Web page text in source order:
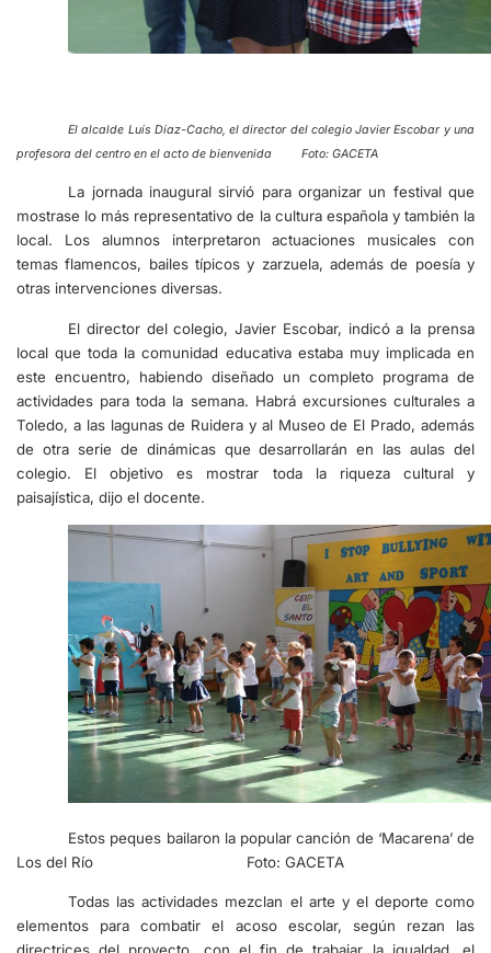
El alcalde Luís Díaz-Cacho, el director del colegio Javier Escobar y una
profesora del centro en el acto de bienvenida Foto: GACETA
La jornada inaugural sirvió para organizar un festival que
mostrase lo más representativo de la cultura española y también la
local. Los alumnos interpretaron actuaciones musicales con
temas flamencos, bailes típicos y zarzuela, además de poesía y
otras intervenciones diversas.
El director del colegio, Javier Escobar, indicó a la prensa
local que toda la comunidad educativa estaba muy implicada en
este encuentro, habiendo diseñado un completo programa de
actividades para toda la semana. Habrá excursiones culturales a
Toledo, a las lagunas de Ruidera y al Museo de El Prado, además
de otra serie de dinámicas que desarrollarán en las aulas del
colegio. El objetivo es mostrar toda la riqueza cultural y
paisajística, dijo el docente.
Estos peques bailaron la popular canción de ‘Macarena’ de
Los del Río Foto: GACETA
Todas las actividades mezclan el arte y el deporte como
elementos para combatir el acoso escolar, según rezan las